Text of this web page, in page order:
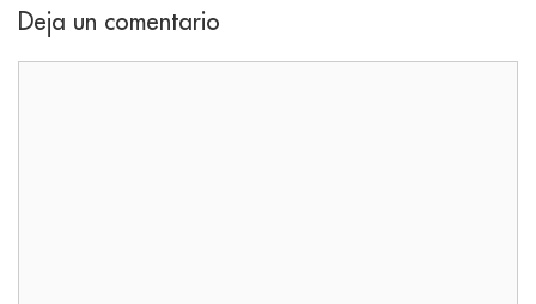
Deja un comentario